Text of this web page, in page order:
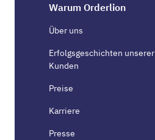
Warum Orderlion
Über uns
Erfolgsgeschichten unserer
Kunden
Preise
Karriere
Presse